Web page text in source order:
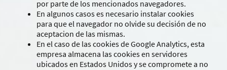
por parte de los mencionados navegadores.
En algunos casos es necesario instalar cookies
para que el navegador no olvide su decisión de no
aceptacion de las mismas.
En el caso de las cookies de Google Analytics, esta
empresa almacena las cookies en servidores
ubicados en Estados Unidos y se compromete a no